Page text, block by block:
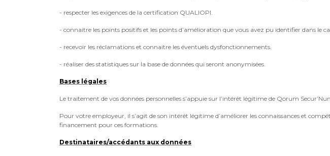
- respecter les exigences de la certification QUALIOPI.
- connaitre les points positifs et les points d’amélioration que vous avez pu identifier dans le
- recevoir les réclamations et connaitre les éventuels dysfonctionnements.
- réaliser des statistiques sur la base de données qui seront anonymisées.
Bases légales
Le traitement de vos données personnelles s’appuie sur l’intérêt légitime de Qorum
Pour votre employeur, il s’agit de son intérêt légitime d’améliorer les connaissances et
financement pour ces formations.
Destinataires/accédants aux données